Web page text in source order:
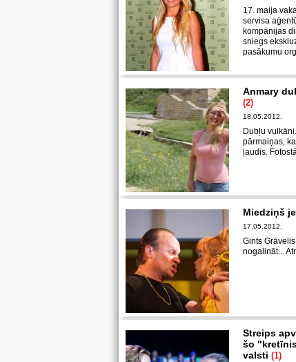
17. maija
servisa
kompānijas
sniegs
pasākumu
Anmary
(2)
18.05.2012.
Dubļu
pārmaiņas,
ļaudis.
Miedziņš
17.05.2012.
Gints
nogalināt...
Streips
šo
valsti (1)